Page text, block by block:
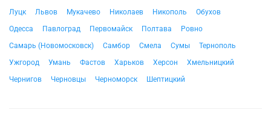
Луцк
Львов Мукачево Николаев Никополь
Обухов
Одесса
Павлоград Первомайск Полтава
Ровно
Самарь (Новомосковск)
Самбор Смела Сумы
Тернополь
Ужгород
Умань Фастов Харьков Херсон
Хмельницкий
Чернигов
Черновцы Черноморск Шептицкий